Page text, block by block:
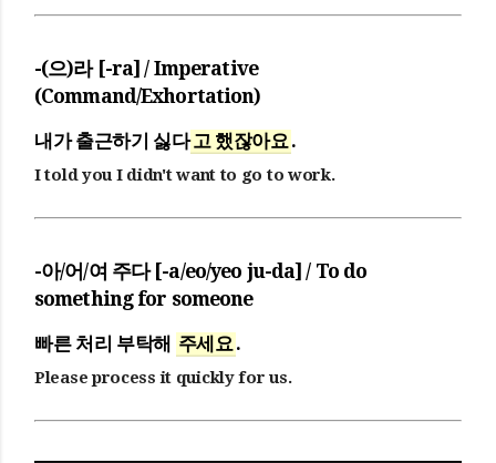
-(으)라 [-ra] / Imperative
(Command/Exhortation)
내가 출근하기 싫다고 했잖아요.
I told you I didn't want to go to work.
-아/어/여 주다 [-a/eo/yeo ju-da] / To do
something for someone
빠른 처리 부탁해 주세요.
Please process it quickly for us.